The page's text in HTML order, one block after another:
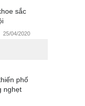
sắc
25/04/2020
24/04/2020
quê
phố
nghẹt